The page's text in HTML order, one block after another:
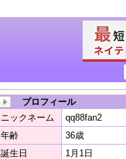
プロフィール
ニックネーム
qq88fan2
年齢
36歳
誕生日
1月1日